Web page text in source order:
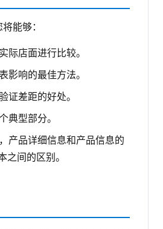
能够：
际店面进行比较。
影响的最佳方法。
证差距的好处。
典型部分。
产品详细信息和产品信息的
间的区别。